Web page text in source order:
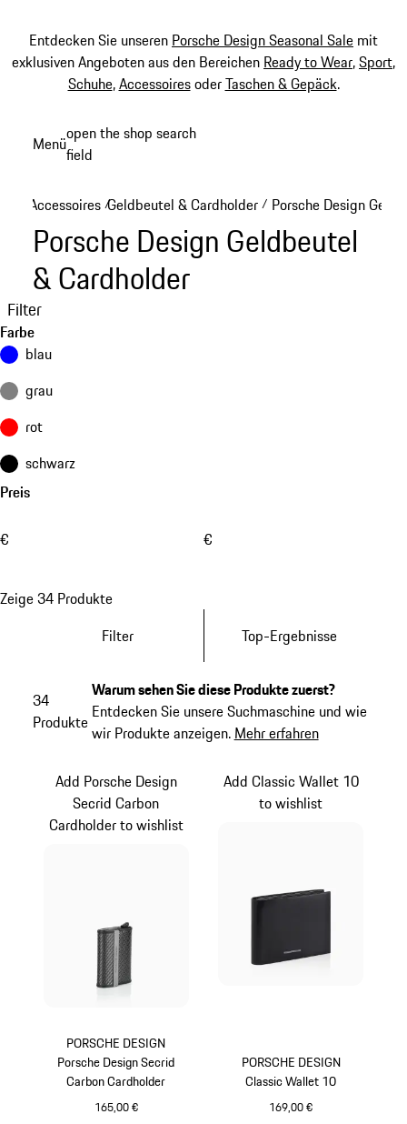
Entdecken Sie unseren Porsche Design Seasonal Sale mit
exklusiven Angeboten aus den Bereichen Ready to Wear,Sport,
Schuhe,AccessoiresoderTaschen & Gepäck.
Hauptinhalt
Menüopen the shop search
field
Accessoires /Geldbeutel & Cardholder / Porsche Design
Porsche Design Geldbeutel
& Cardholder
Filter
Farbe
blau
grau
rot
schwarz
Preis
€ €
Zeige 34 Produkte
Filter
Top-Ergebnisse
34
Produkte
Warum sehen Sie diese Produkte zuerst?
Entdecken Sie unsere Suchmaschine und wie
wir Produkte anzeigen. Mehr erfahren
PORSCHE DESIGN
Porsche Design Secrid
Carbon Cardholder
165,00 €
Add Porsche Design
Secrid Carbon
Cardholder to wishlist
PORSCHE DESIGN
Classic Wallet 10
169,00 €
Add Classic Wallet 10
to wishlist